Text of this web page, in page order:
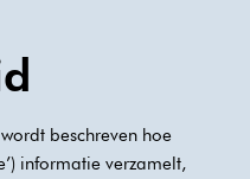
beschreven hoe
informatie verzamelt,